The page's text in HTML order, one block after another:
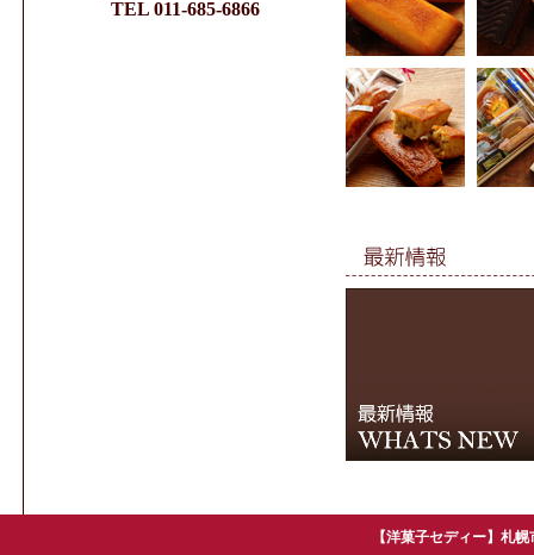
TEL 011-685-6866
【洋菓子セディー】札